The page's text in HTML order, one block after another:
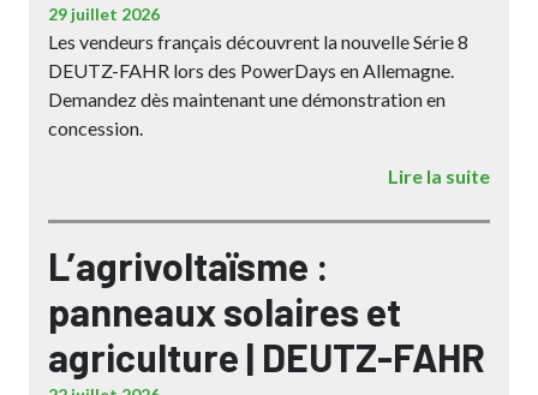
29 juillet 2026
Les vendeurs français découvrent la nouvelle Série 8
DEUTZ-FAHR lors des PowerDays en Allemagne.
Demandez dès maintenant une démonstration en
concession.
Lire la suite
L’agrivoltaïsme :
panneaux solaires et
agriculture | DEUTZ-FAHR